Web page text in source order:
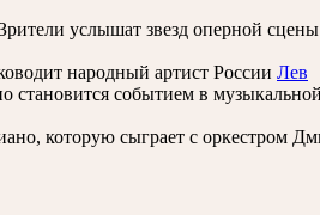
услышат звезд оперной
народный артист России Лев
становится событием в
которую сыграет с оркестром